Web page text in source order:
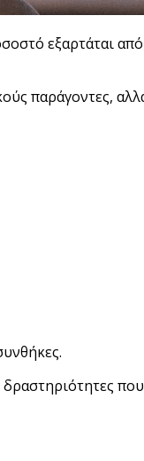
εξαρτάται
παράγοντες,